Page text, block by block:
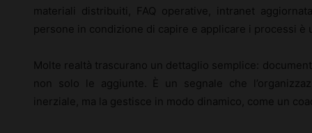
materiali distribuiti, FAQ operative, intranet
persone in condizione di capire e applicare i processi è
Molte realtà trascurano un dettaglio semplice:
non solo le aggiunte. È un segnale che
inerziale, ma la gestisce in modo dinamico, come un